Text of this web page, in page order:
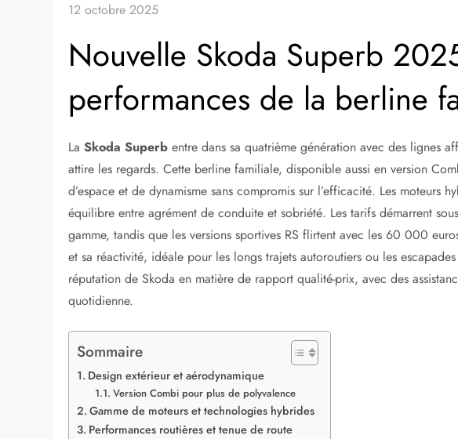
12 octobre 2025
Nouvelle Skoda Superb
performances de la berline
LaSkoda Superbentre dans sa quatrième génération avec des lignes
attire les regards. Cette berline familiale, disponible aussi en version
d’espace et de dynamisme sans compromis sur l’efficacité. Les moteurs
équilibre entre agrément de conduite et sobriété. Les tarifs démarrent
gamme, tandis que les versions sportives RS flirtent avec les 60 000
et sa réactivité, idéale pour les longs trajets autoroutiers ou les
réputation de Skoda en matière de rapport qualité-prix, avec des
quotidienne.
Sommaire
Design extérieur et aérodynamique
Version Combi pour plus de polyvalence
Gamme de moteurs et technologies hybrides
Performances routières et tenue de route